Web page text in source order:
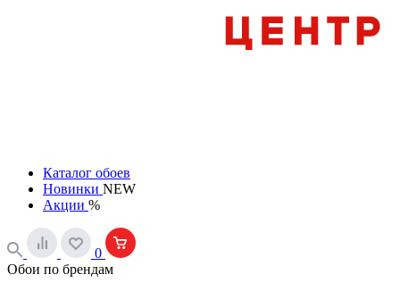
Каталог обоев
Новинки NEW
Акции %
0
Обои по брендам